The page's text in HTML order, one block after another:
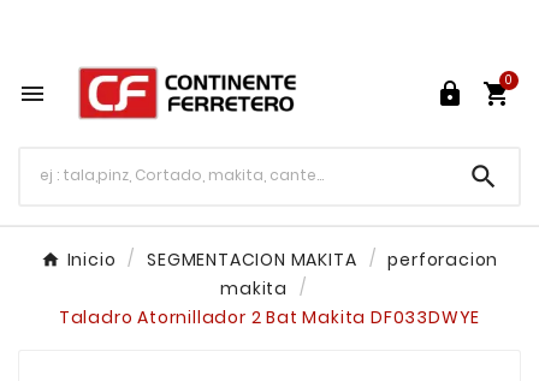
  
0

Inicio SEGMENTACION MAKITA
perforacion
makita
Taladro Atornillador 2 Bat Makita DF033DWYE